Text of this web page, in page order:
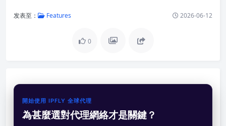
发表至： Features 2026-06-12
0
開始使用 IPFLY 全球代理
為甚麼選對代理網絡才是關鍵？